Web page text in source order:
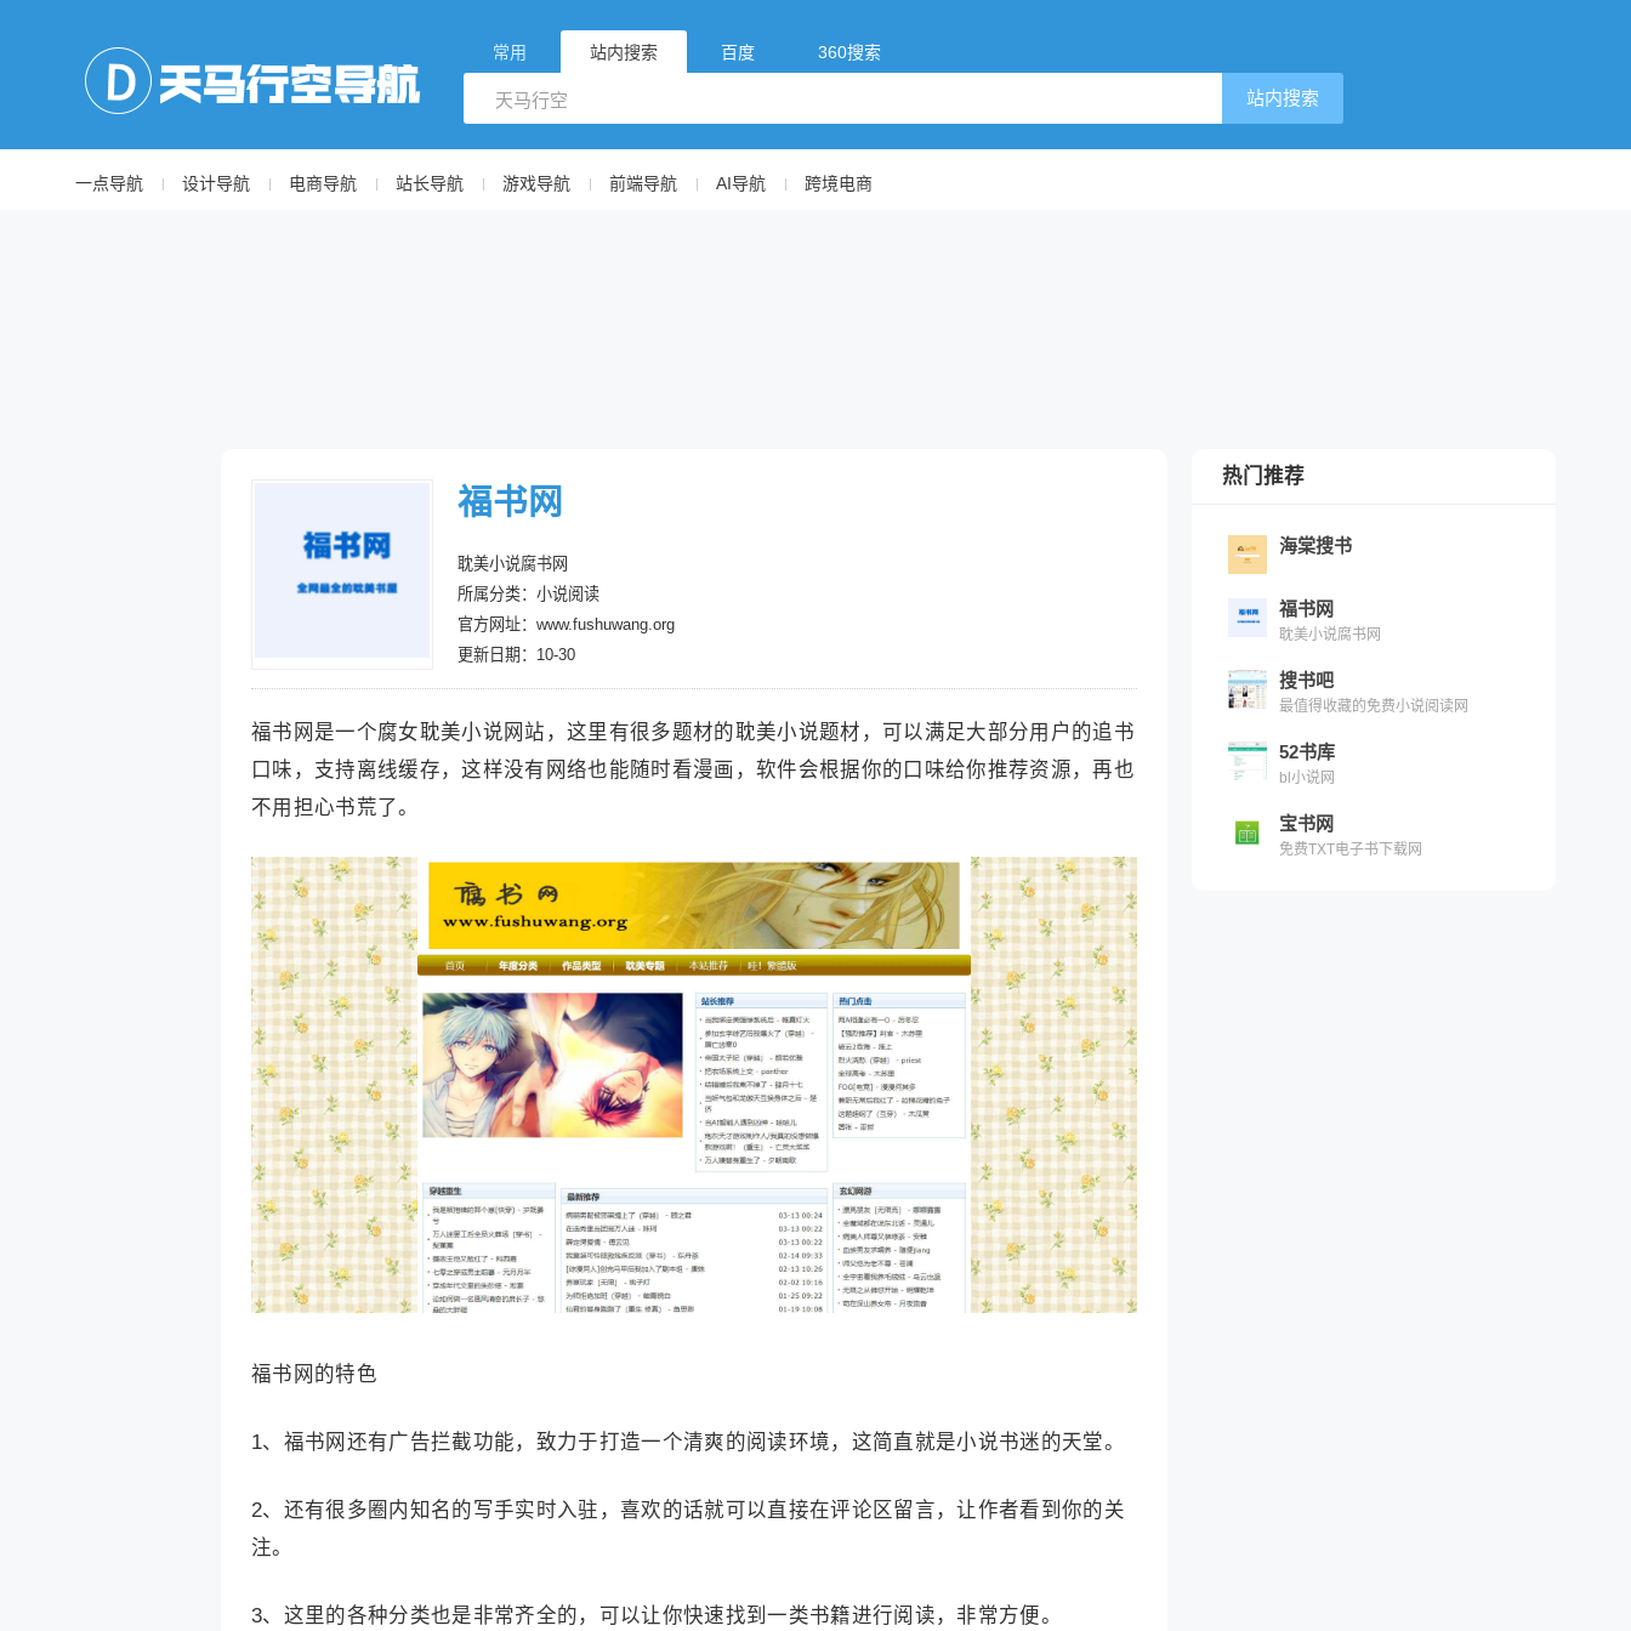
常用 站内搜索 百度 360搜索
站内搜索
一点导航 设计导航 电商导航 站长导航 游戏导航 前端导航 AI导航 跨境电商
福书网
耽美小说腐书网
所属分类：小说阅读
官方网址：www.fushuwang.org
更新日期：10-30
福书网是一个腐女耽美小说网站，这里有很多题材的耽美小说题材，可以满足大部分用户的追书
口味，支持离线缓存，这样没有网络也能随时看漫画，软件会根据你的口味给你推荐资源，再也
不用担心书荒了。
福书网的特色
1、福书网还有广告拦截功能，致力于打造一个清爽的阅读环境，这简直就是小说书迷的天堂。
2、还有很多圈内知名的写手实时入驻，喜欢的话就可以直接在评论区留言，让作者看到你的关
注。
3、这里的各种分类也是非常齐全的，可以让你快速找到一类书籍进行阅读，非常方便。
热门推荐
海棠搜书
福书网
耽美小说腐书网
搜书吧
最值得收藏的免费小说阅读网
52书库
bl小说网
宝书网
免费TXT电子书下载网